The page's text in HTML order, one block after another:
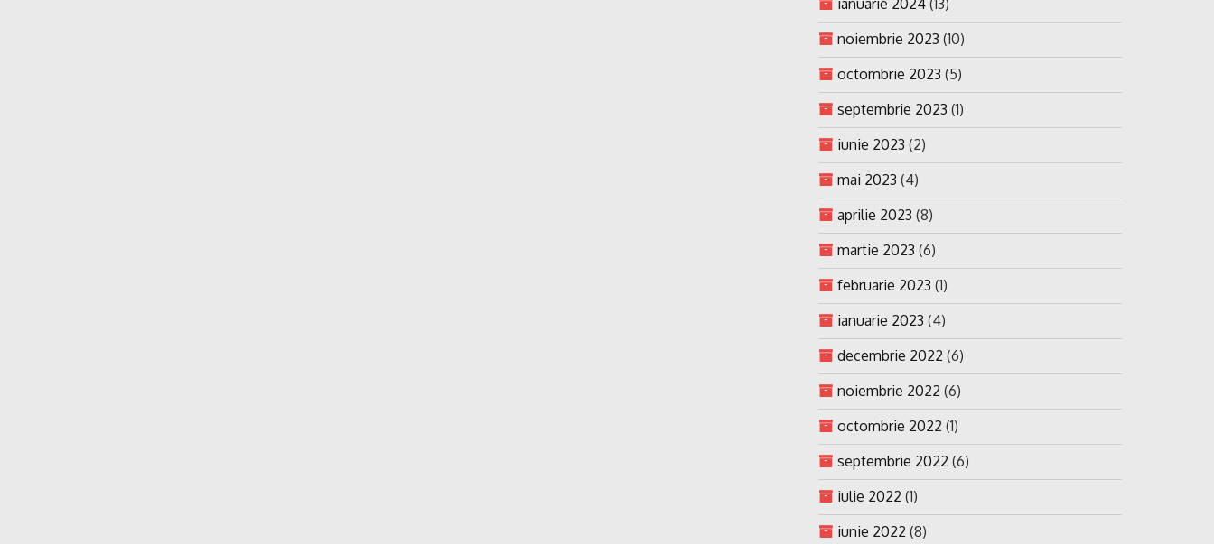
ianuarie 2024 (13)
noiembrie 2023 (10)
octombrie 2023 (5)
septembrie 2023 (1)
iunie 2023 (2)
mai 2023 (4)
aprilie 2023 (8)
martie 2023 (6)
februarie 2023 (1)
ianuarie 2023 (4)
decembrie 2022 (6)
noiembrie 2022 (6)
octombrie 2022 (1)
septembrie 2022 (6)
iulie 2022 (1)
iunie 2022 (8)